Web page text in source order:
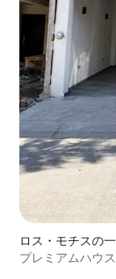
ロス・モチスの
プレミアムハウ